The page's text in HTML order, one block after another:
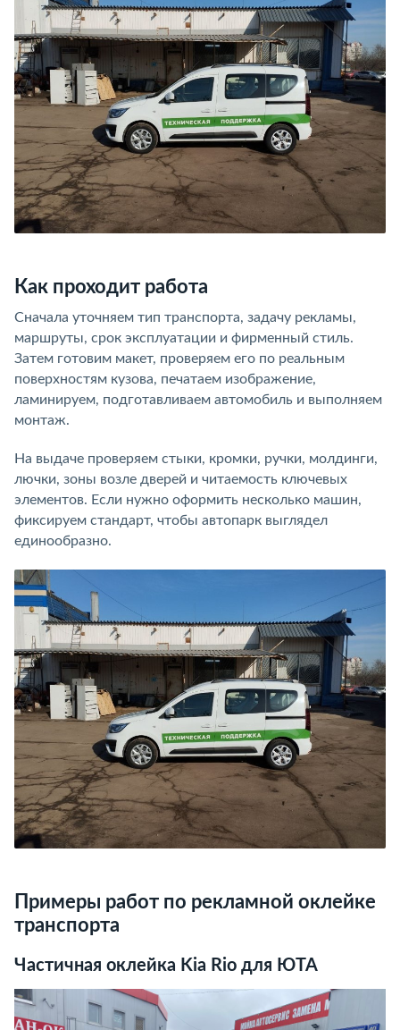
Как проходит работа
Сначала уточняем тип транспорта, задачу рекламы,
маршруты, срок эксплуатации и фирменный стиль.
Затем готовим макет, проверяем его по реальным
поверхностям кузова, печатаем изображение,
ламинируем, подготавливаем автомобиль и выполняем
монтаж.
На выдаче проверяем стыки, кромки, ручки, молдинги,
лючки, зоны возле дверей и читаемость ключевых
элементов. Если нужно оформить несколько машин,
фиксируем стандарт, чтобы автопарк выглядел
единообразно.
Примеры работ по рекламной оклейке
транспорта
Частичная оклейка Kia Rio для ЮТА